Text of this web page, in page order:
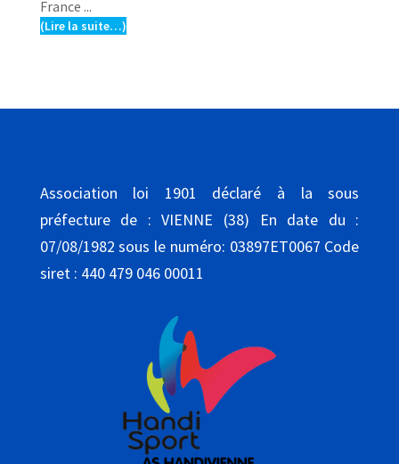
France ...
(Lire la suite…)
Association loi 1901 déclaré à la sous
préfecture de : VIENNE (38) En date du :
07/08/1982 sous le numéro: 03897ET0067 Code
siret : 440 479 046 00011